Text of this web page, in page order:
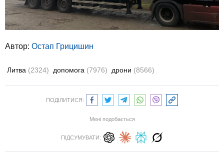
Автор: Остап Грицишин
Литва (2324) допомога (7976) дрони (8566)
ПОДІЛИТИСЯ:
Мені подобається
ПІДСУМУВАТИ: